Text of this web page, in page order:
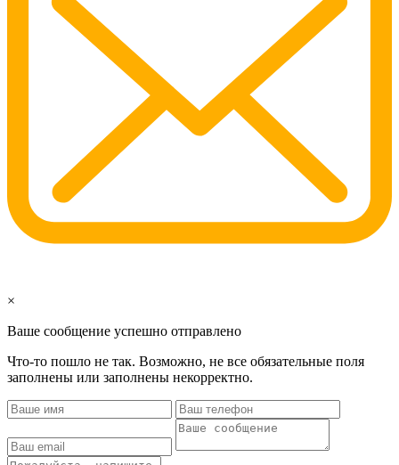
×
Ваше сообщение успешно отправлено
Что-то пошло не так. Возможно, не все обязательные поля
заполнены или заполнены некорректно.